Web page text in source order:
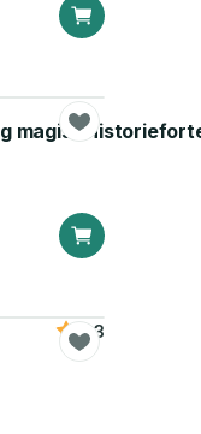
magisk
4.3